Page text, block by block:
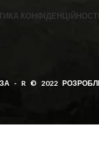
КОНФІДЕНЦІЙНОСТІ
- R © 2022